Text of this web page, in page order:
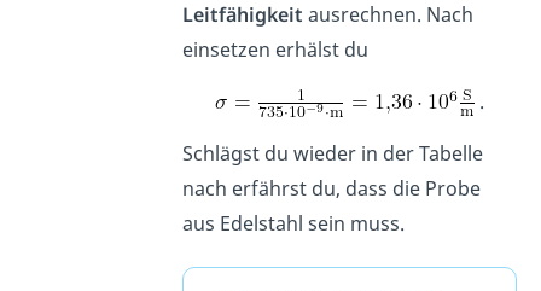
Leitfähigkeit ausrechnen. Nach
einsetzen erhälst du
.
Schlägst du wieder in der Tabelle
nach erfährst du, dass die Probe
aus Edelstahl sein muss.